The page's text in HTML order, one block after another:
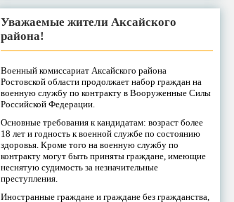
Уважаемые жители Аксайского
района!
Военный комиссариат Аксайского района
Ростовской области продолжает набор граждан на
военную службу по контракту в Вооруженные Силы
Российской Федерации.
Основные требования к кандидатам: возраст более
18 лет и годность к военной службе по состоянию
здоровья. Кроме того на военную службу по
контракту могут быть приняты граждане, имеющие
неснятую судимость за незначительные
преступления.
Иностранные граждане и граждане без гражданства,